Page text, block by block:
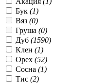
Бук (1)
Вяз (0)
Груша (0)
Дуб (1590)
Клен (1)
Орех (52)
Сосна (1)
Тис (2)